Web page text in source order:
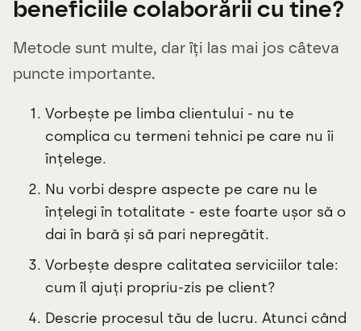
beneficiile colaborării cu tine?
Metode sunt multe, dar îți las mai jos câteva
puncte importante.
Vorbește pe limba clientului - nu te
complica cu termeni tehnici pe care nu îi
înțelege.
Nu vorbi despre aspecte pe care nu le
înțelegi în totalitate - este foarte ușor să o
dai în bară și să pari nepregătit.
Vorbește despre calitatea serviciilor tale:
cum îl ajuți propriu-zis pe client?
Descrie procesul tău de lucru. Atunci când